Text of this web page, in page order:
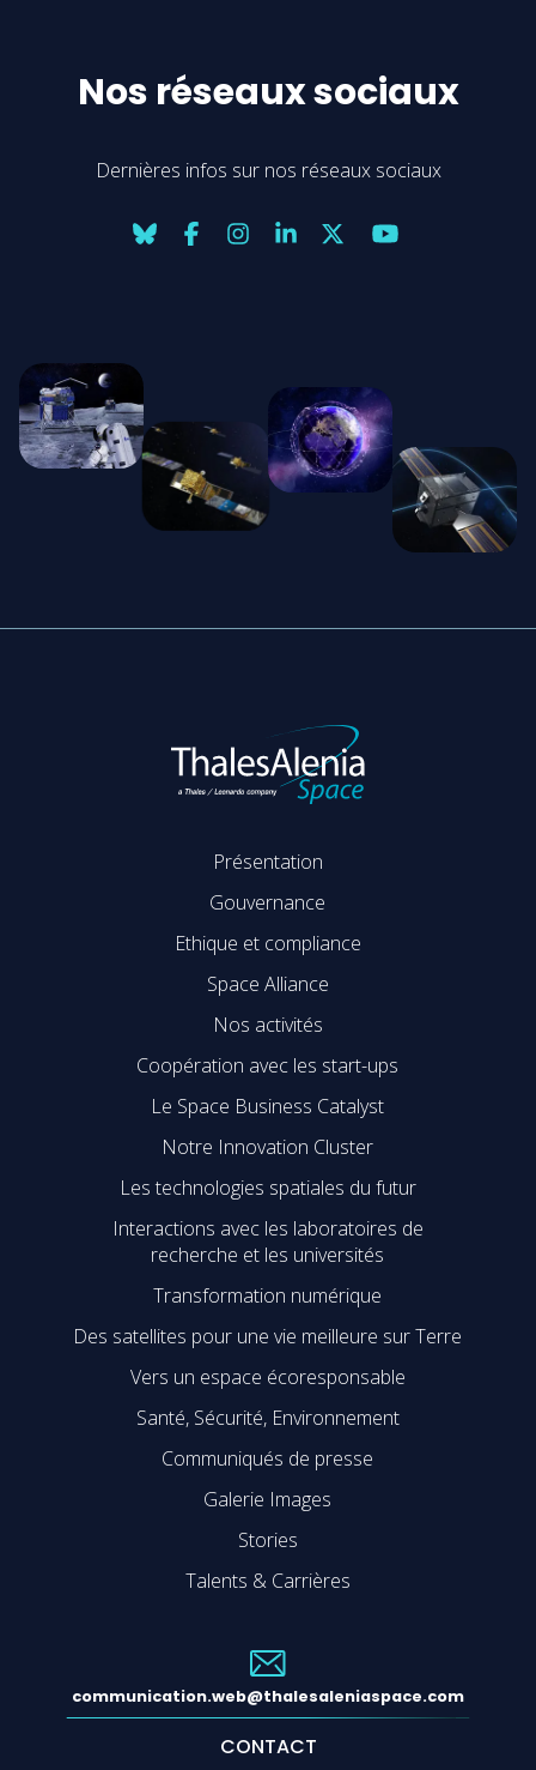
Nos réseaux sociaux
Dernières infos sur nos réseaux sociaux
Présentation
Gouvernance
Ethique et compliance
Space Alliance
Nos activités
Coopération avec les start-ups
Le Space Business Catalyst
Notre Innovation Cluster
Les technologies spatiales du futur
Interactions avec les laboratoires de
recherche et les universités
Transformation numérique
Des satellites pour une vie meilleure sur Terre
Vers un espace écoresponsable
Santé, Sécurité, Environnement
Communiqués de presse
Galerie Images
Stories
Talents & Carrières
communication.web@thalesaleniaspace.com
CONTACT